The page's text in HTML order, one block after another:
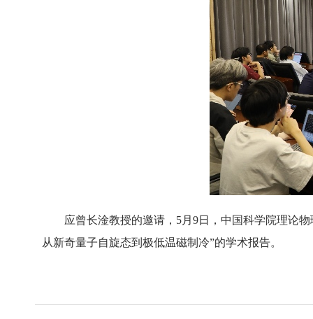
应曾长淦教授的邀请，5月9日，中国科学院理论
从新奇量子自旋态到极低温磁制冷”的学术报告。